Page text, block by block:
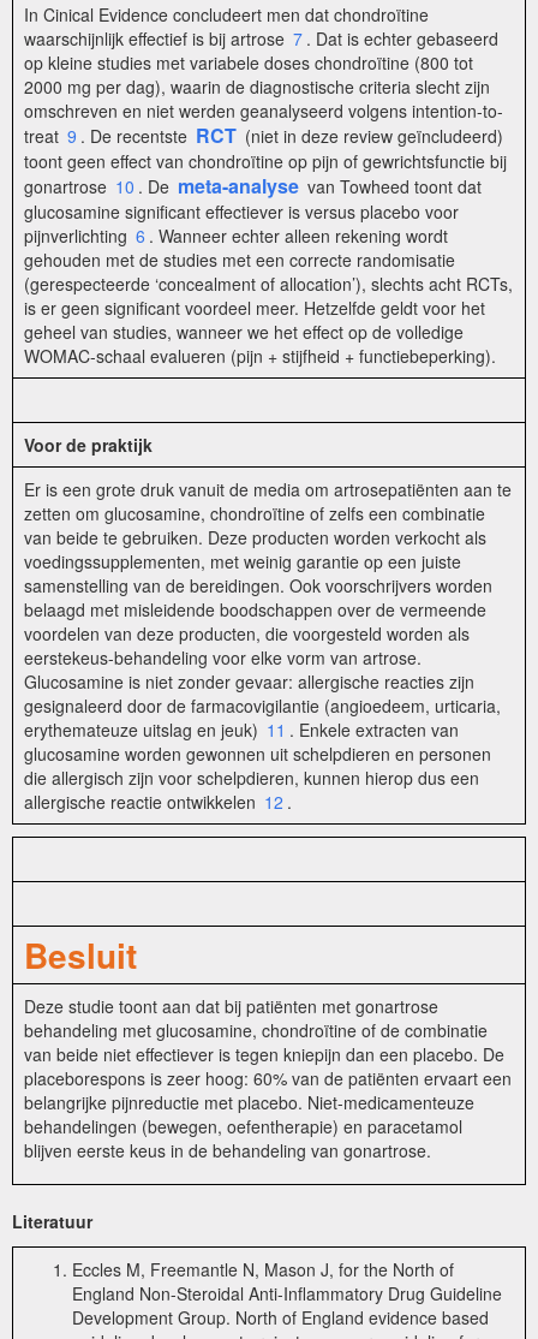
In Cinical Evidence concludeert men dat chondroïtine
waarschijnlijk effectief is bij artrose 7 . Dat is echter gebaseerd
op kleine studies met variabele doses chondroïtine (800 tot
2000 mg per dag), waarin de diagnostische criteria slecht zijn
omschreven en niet werden geanalyseerd volgens intention-to-
treat 9 . De recentste RCT (niet in deze review geïncludeerd)
toont geen effect van chondroïtine op pijn of gewrichtsfunctie bij
gonartrose 10 . De meta-analyse van Towheed toont dat
glucosamine significant effectiever is versus placebo voor
pijnverlichting 6 . Wanneer echter alleen rekening wordt
gehouden met de studies met een correcte randomisatie
(gerespecteerde ‘concealment of allocation’), slechts acht RCTs,
is er geen significant voordeel meer. Hetzelfde geldt voor het
geheel van studies, wanneer we het effect op de volledige
WOMAC-schaal evalueren (pijn + stijfheid + functiebeperking).
Voor de praktijk
Er is een grote druk vanuit de media om artrosepatiënten aan te
zetten om glucosamine, chondroïtine of zelfs een combinatie
van beide te gebruiken. Deze producten worden verkocht als
voedingssupplementen, met weinig garantie op een juiste
samenstelling van de bereidingen. Ook voorschrijvers worden
belaagd met misleidende boodschappen over de vermeende
voordelen van deze producten, die voorgesteld worden als
eerstekeus-behandeling voor elke vorm van artrose.
Glucosamine is niet zonder gevaar: allergische reacties zijn
gesignaleerd door de farmacovigilantie (angioedeem, urticaria,
erythemateuze uitslag en jeuk) 11 . Enkele extracten van
glucosamine worden gewonnen uit schelpdieren en personen
die allergisch zijn voor schelpdieren, kunnen hierop dus een
allergische reactie ontwikkelen 12 .
Besluit
Deze studie toont aan dat bij patiënten met gonartrose
behandeling met glucosamine, chondroïtine of de combinatie
van beide niet effectiever is tegen kniepijn dan een placebo. De
placeborespons is zeer hoog: 60% van de patiënten ervaart een
belangrijke pijnreductie met placebo. Niet-medicamenteuze
behandelingen (bewegen, oefentherapie) en paracetamol
blijven eerste keus in de behandeling van gonartrose.
Literatuur
Eccles M, Freemantle N, Mason J, for the North of
England Non-Steroidal Anti-Inflammatory Drug Guideline
Development Group. North of England evidence based